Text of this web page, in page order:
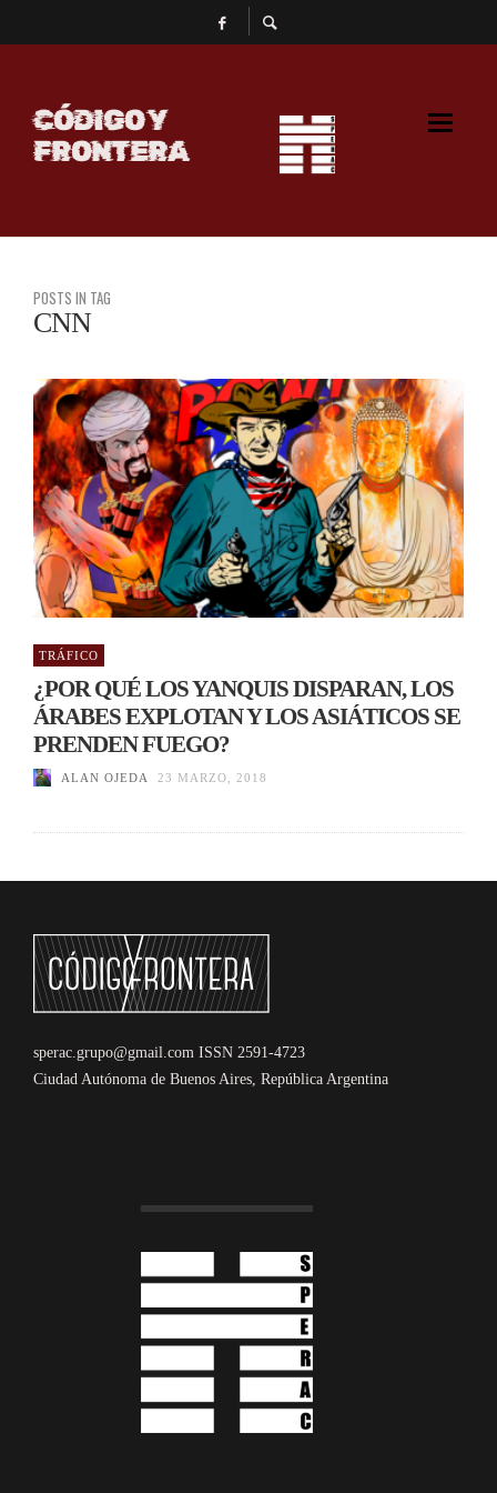
CÓDIGO Y
FRONTERA
POSTS IN TAG
CNN
TRÁFICO
¿POR QUÉ LOS YANQUIS DISPARAN, LOS
ÁRABES EXPLOTAN Y LOS ASIÁTICOS SE
PRENDEN FUEGO?
ALAN OJEDA 23 MARZO, 2018
sperac.grupo@gmail.com ISSN 2591-4723
Ciudad Autónoma de Buenos Aires, República Argentina